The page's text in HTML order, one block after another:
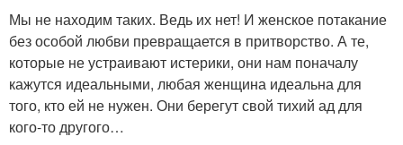
Мы не находим таких. Ведь их нет! И женское потакание
без особой любви превращается в притворство. А те,
которые не устраивают истерики, они нам поначалу
кажутся идеальными, любая женщина идеальна для
того, кто ей не нужен. Они берегут свой тихий ад для
кого-то другого…